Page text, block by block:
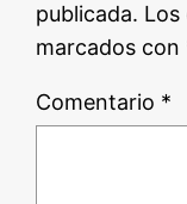
publicada. Los
marcados con
Comentario *